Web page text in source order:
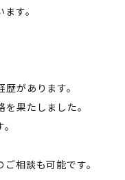
す。
があります。
果たしました。
相談も可能です。